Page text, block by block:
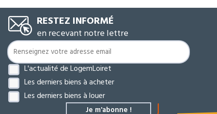
RESTEZ INFORMÉ
en recevant notre lettre
L'actualité de LogemLoiret
Les derniers biens à acheter
Les derniers biens à louer